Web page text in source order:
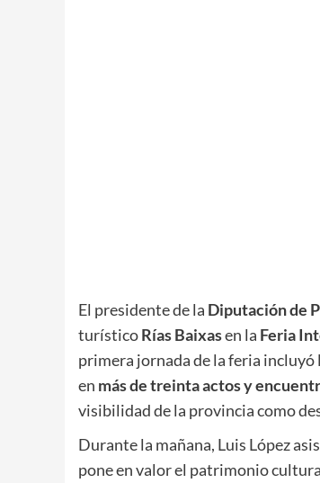
El presidente de la Diputación de
turísticoRías Baixasen la Feria
primera jornada de la feria
en más de treinta actos y
visibilidad de la provincia como
Durante la mañana, Luis López
pone en valor el patrimonio